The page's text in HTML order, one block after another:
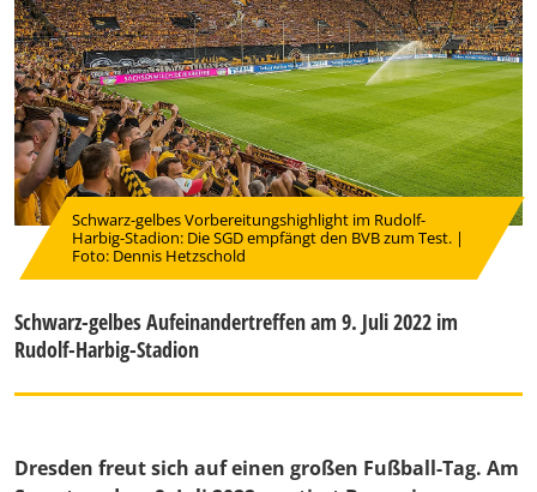
Schwarz-gelbes Vorbereitungshighlight im Rudolf-
Harbig-Stadion: Die SGD empfängt den BVB zum Test. |
Foto: Dennis Hetzschold
Schwarz-gelbes Aufeinandertreffen am 9. Juli 2022 im
Rudolf-Harbig-Stadion
Dresden freut sich auf einen großen Fußball-Tag. Am